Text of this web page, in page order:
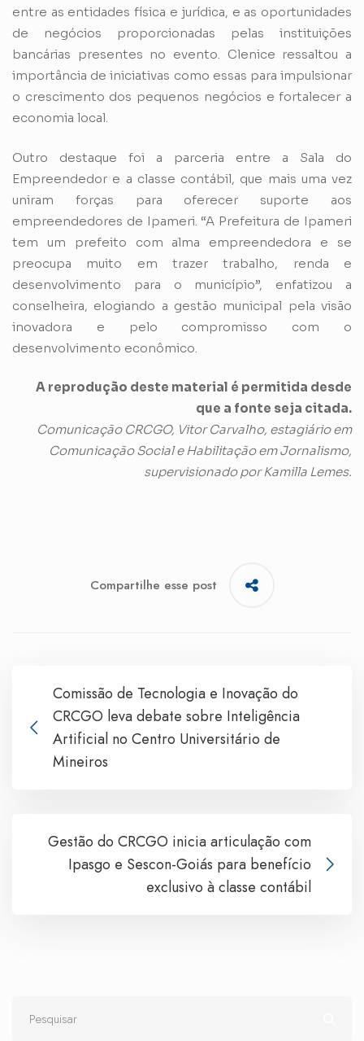
entre as entidades física e jurídica, e as oportunidades
de negócios proporcionadas pelas instituições
bancárias presentes no evento. Clenice ressaltou a
importância de iniciativas como essas para impulsionar
o crescimento dos pequenos negócios e fortalecer a
economia local.
Outro destaque foi a parceria entre a Sala do
Empreendedor e a classe contábil, que mais uma vez
uniram forças para oferecer suporte aos
empreendedores de Ipameri. “A Prefeitura de Ipameri
tem um prefeito com alma empreendedora e se
preocupa muito em trazer trabalho, renda e
desenvolvimento para o município”, enfatizou a
conselheira, elogiando a gestão municipal pela visão
inovadora e pelo compromisso com o
desenvolvimento econômico.
A reprodução deste material é permitida desde
que a fonte seja citada.
Comunicação CRCGO, Vitor Carvalho, estagiário em
Comunicação Social e Habilitação em Jornalismo,
supervisionado por Kamilla Lemes.
Compartilhe esse post
Comissão de Tecnologia e Inovação do
CRCGO leva debate sobre Inteligência
Artificial no Centro Universitário de
Mineiros
Gestão do CRCGO inicia articulação com
Ipasgo e Sescon-Goiás para benefício
exclusivo à classe contábil